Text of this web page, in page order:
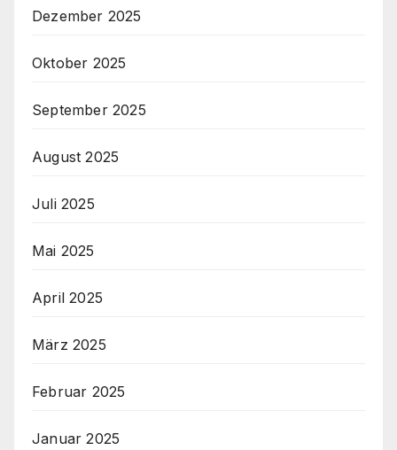
Dezember 2025
Oktober 2025
September 2025
August 2025
Juli 2025
Mai 2025
April 2025
März 2025
Februar 2025
Januar 2025